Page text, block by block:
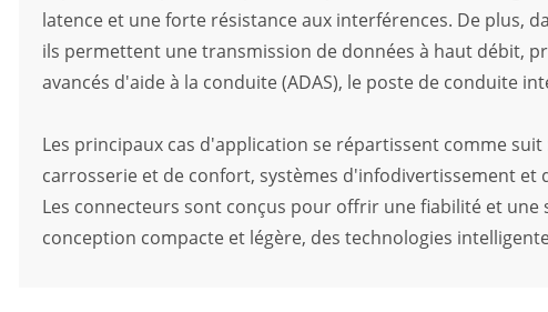
latence et une forte résistance aux interférences. De plus,
ils permettent une transmission de données à haut débit,
avancés d'aide à la conduite (ADAS), le poste de conduite
Les principaux cas d'application se répartissent comme
carrosserie et de confort, systèmes d'infodivertissement et
Les connecteurs sont conçus pour offrir une fiabilité et
conception compacte et légère, des technologies